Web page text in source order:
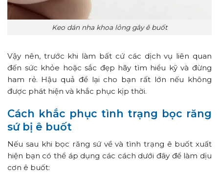
Keo dán nha khoa lỏng gây ê buốt
Vậy nên, trước khi làm bất cứ các dịch vụ liên quan
đến sức khỏe hoặc sắc đẹp hãy tìm hiểu kỹ và đừng
ham rẻ. Hậu quả để lại cho bạn rất lớn nếu không
được phát hiện và khắc phục kịp thời.
Cách khắc phục tình trạng bọc răng
sứ bị ê buốt
Nếu sau khi bọc răng sứ về và tình trạng ê buốt xuất
hiện bạn có thể áp dụng các cách dưới đây để làm dịu
cơn ê buốt: